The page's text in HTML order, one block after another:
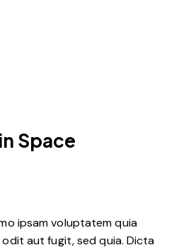
Space
ipsam voluptatem quia
aut fugit, sed quia. Dicta